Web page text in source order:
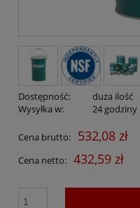
Dostępność:
duża ilość
Wysyłka w:
24 godziny
Cena brutto: 532,08 zł
Cena netto: 432,59 zł